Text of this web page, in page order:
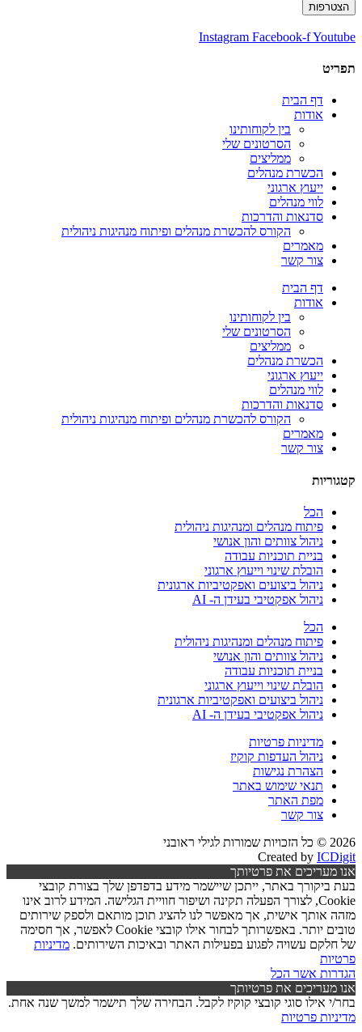
הצטרפות
Instagram Facebook-fYoutube
תפריט
דף הבית
אודות
בין לקוחותינו
הסרטונים שלי
ממליצים
הכשרת מנהלים
ייעוץ ארגוני
לווי מנהלים
סדנאות והדרכות
הקורס להכשרת מנהלים ופיתוח מנהיגות ניהולית
מאמרים
צור קשר
דף הבית
אודות
בין לקוחותינו
הסרטונים שלי
ממליצים
הכשרת מנהלים
ייעוץ ארגוני
לווי מנהלים
סדנאות והדרכות
הקורס להכשרת מנהלים ופיתוח מנהיגות ניהולית
מאמרים
צור קשר
קטגוריות
הכל
פיתוח מנהלים ומנהיגות ניהולית
ניהול צוותים והון אנושי
בניית תוכניות עבודה
הובלת שינוי וייעוץ ארגוני
ניהול ביצועים ואפקטיביות ארגונית
ניהול אפקטיבי בעידן ה- AI
הכל
פיתוח מנהלים ומנהיגות ניהולית
ניהול צוותים והון אנושי
בניית תוכניות עבודה
הובלת שינוי וייעוץ ארגוני
ניהול ביצועים ואפקטיביות ארגונית
ניהול אפקטיבי בעידן ה- AI
מדיניות פרטיות
ניהול העדפות קוקיז
הצהרת נגישות
תנאי שימוש באתר
מפת האתר
צור קשר
2026 © כל הזכויות שמורות לגילי ראובני
Created by ICDigit
אנו מעריכים את פרטיותך
בעת ביקורך באתר, ייתכן שיישמר מידע בדפדפן שלך בצורת קובצי
Cookie, לצורך הפעלה תקינה ושיפור חוויית הגלישה. המידע לרוב אינו
מזהה אותך אישית, אך מאפשר לנו להציג תוכן מותאם ולספק שירותים
טובים יותר. באפשרותך לבחור אילו קובצי Cookie לאפשר, אך חסימה
של חלקם עשויה לפגוע בפעילות האתר ובאיכות השירותים. מדיניות
פרטיות
הגדרות אשר הכל
אנו מעריכים את פרטיותך
בחר/י אילו סוגי קובצי קוקיז לקבל. הבחירה שלך תישמר למשך שנה אחת.
מדיניות פרטיות